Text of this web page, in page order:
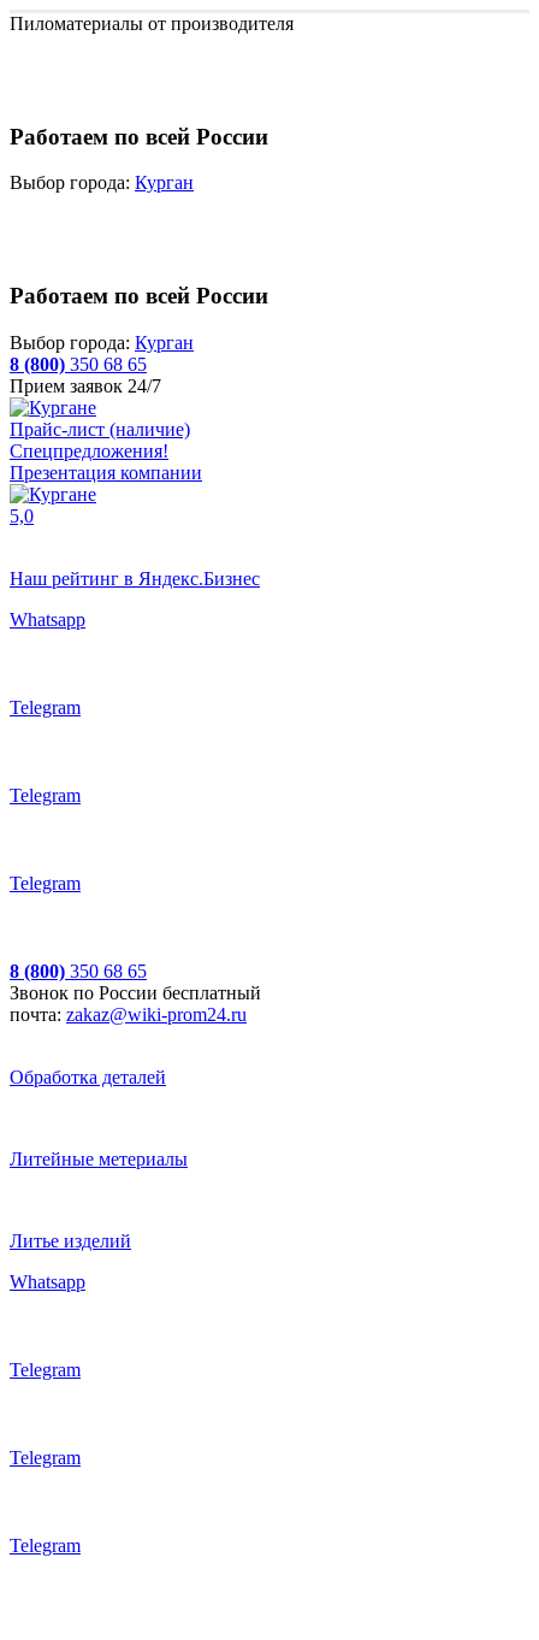
Пиломатериалы от производителя
Работаем по всей России
Выбор города: Курган
Работаем по всей России
Выбор города: Курган
8 (800) 350 68 65
Прием заявок 24/7
Прайс-лист (наличие)
Спецпредложения!
Презентация компании
5,0
Наш рейтинг в Яндекс.Бизнес
Whatsapp
Telegram
Telegram
Telegram
8 (800) 350 68 65
Звонок по России бесплатный
почта: zakaz@wiki-prom24.ru
Обработка деталей
Литейные метериалы
Литье изделий
Whatsapp
Telegram
Telegram
Telegram